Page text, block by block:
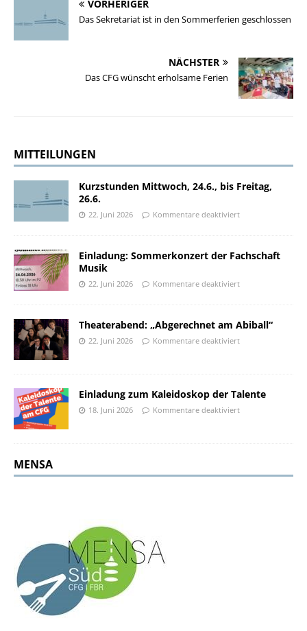
VORHERIGER
Das Sekretariat ist in den Sommerferien geschlossen
NÄCHSTER
Das CFG wünscht erholsame Ferien
MITTEILUNGEN
Kurzstunden Mittwoch, 24.6., bis Freitag,
26.6.
22. Juni 2026 Kommentare deaktiviert
Einladung: Sommerkonzert der Fachschaft
Musik
22. Juni 2026 Kommentare deaktiviert
Theaterabend: „Abgerechnet am Abiball“
22. Juni 2026 Kommentare deaktiviert
Einladung zum Kaleidoskop der Talente
18. Juni 2026 Kommentare deaktiviert
MENSA